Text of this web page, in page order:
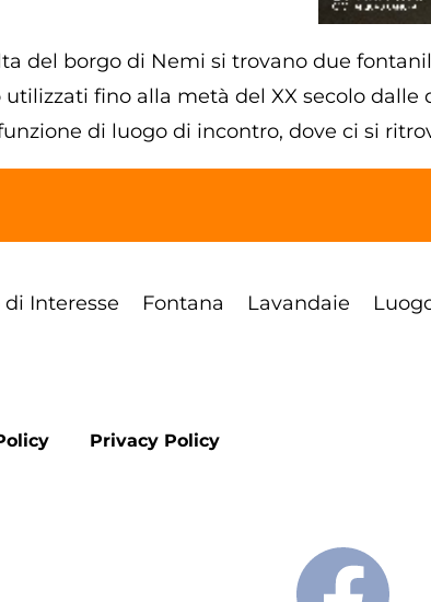
del borgo di Nemi si trovano due
fino alla metà del XX secolo
di luogo di incontro, dove ci si
Interesse Fontana Lavandaie
Privacy Policy